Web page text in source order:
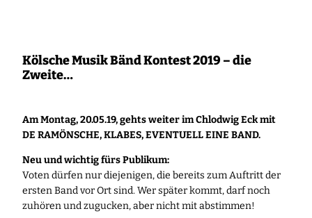
Kölsche Musik Bänd Kontest 2019 – die
Zweite…
Am Montag, 20.05.19, gehts weiter im Chlodwig Eck mit
DE RAMÖNSCHE, KLABES, EVENTUELL EINE BAND.
Neu und wichtig fürs Publikum:
Voten dürfen nur diejenigen, die bereits zum Auftritt der
ersten Band vor Ort sind. Wer später kommt, darf noch
zuhören und zugucken, aber nicht mit abstimmen!